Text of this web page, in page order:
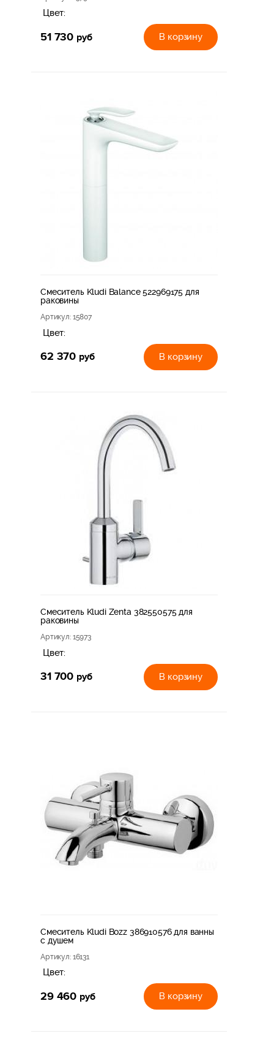
Цвет:
51 730 руб В корзину
Смеситель Kludi Balance 522969175 для
раковины
Артикул: 15807
Цвет:
62 370 руб В корзину
Смеситель Kludi Zenta 382550575 для
раковины
Артикул: 15973
Цвет:
31 700 руб В корзину
Смеситель Kludi Bozz 386910576 для ванны
с душем
Артикул: 16131
Цвет:
29 460 руб В корзину